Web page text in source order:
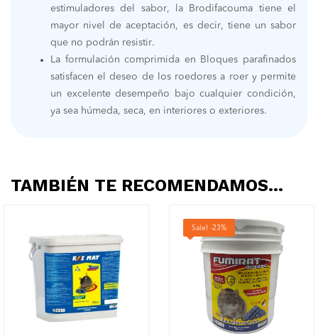
estimuladores del sabor, la Brodifacouma tiene el
mayor nivel de aceptación, es decir, tiene un sabor
que no podrán resistir.
La formulación comprimida en Bloques parafinados
satisfacen el deseo de los roedores a roer y permite
un excelente desempeño bajo cualquier condición,
ya sea húmeda, seca, en interiores o exteriores.
TAMBIÉN TE RECOMENDAMOS…
Sale! -23%